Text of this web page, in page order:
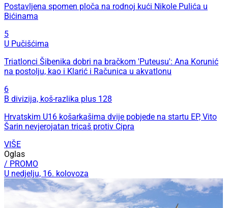
Postavljena spomen ploča na rodnoj kući Nikole Pulića u
Bićinama
5
U Pučišćima
Triatlonci Šibenika dobri na bračkom 'Puteusu': Ana Korunić
na postolju, kao i Klarić i Računica u akvatlonu
6
B divizija, koš-razlika plus 128
Hrvatskim U16 košarkašima dvije pobjede na startu EP, Vito
Šarin nevjerojatan tricaš protiv Cipra
VIŠE
Oglas
/ PROMO
U nedjelju, 16. kolovoza